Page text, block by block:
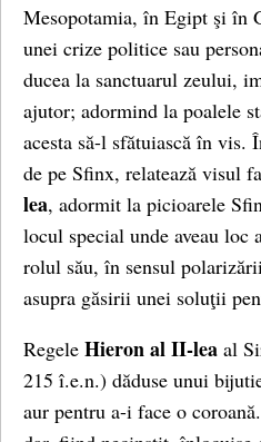
Mesopotamia, în Egipt şi în
unei crize politice sau
ducea la sanctuarul zeului,
ajutor; adormind la poalele
acesta să-l sfătuiască în vis.
de pe Sfinx, relatează visul
lea, adormit la picioarele
locul special unde aveau loc
rolul său, în sensul
asupra găsirii unei soluţii
Regele Hieron al II-lea al
215 î.e.n.) dăduse unui
aur pentru a-i face o